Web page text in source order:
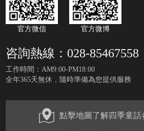
官方微信 官方微博
咨詢熱線：028-85467558
工作時間：AM9:00-PM18:00
全年365天無休，隨時準備為您提供服務
點擊地圖了解四季童話